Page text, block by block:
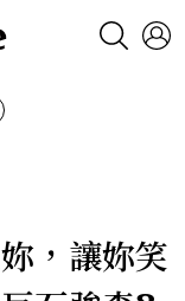
，讓妳笑